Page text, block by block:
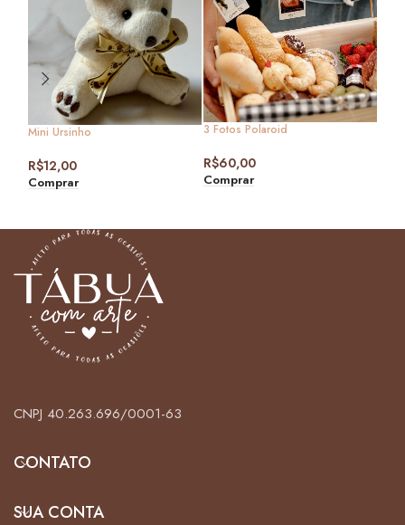
Mini Ursinho
R$12,00
Comprar
3 Fotos Polaroid
R$60,00
Comprar
CNPJ 40.263.696/0001-63
CONTATO
SUA CONTA